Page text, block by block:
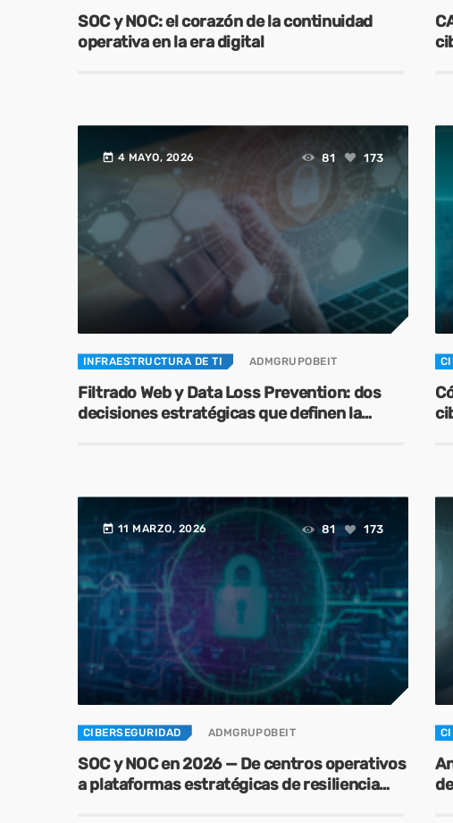
SOC y NOC: el corazón de la continuidad
operativa en la era digital
today 4 MAYO, 2026 81 173
INFRAESTRUCTURA DE TI ADMGRUPOBEIT
Filtrado Web y Data Loss Prevention: dos
decisiones estratégicas que definen la
today 11 MARZO, 2026 81 173
CIBERSEGURIDAD ADMGRUPOBEIT
SOC y NOC en 2026 — De centros operativos
a plataformas estratégicas de resiliencia